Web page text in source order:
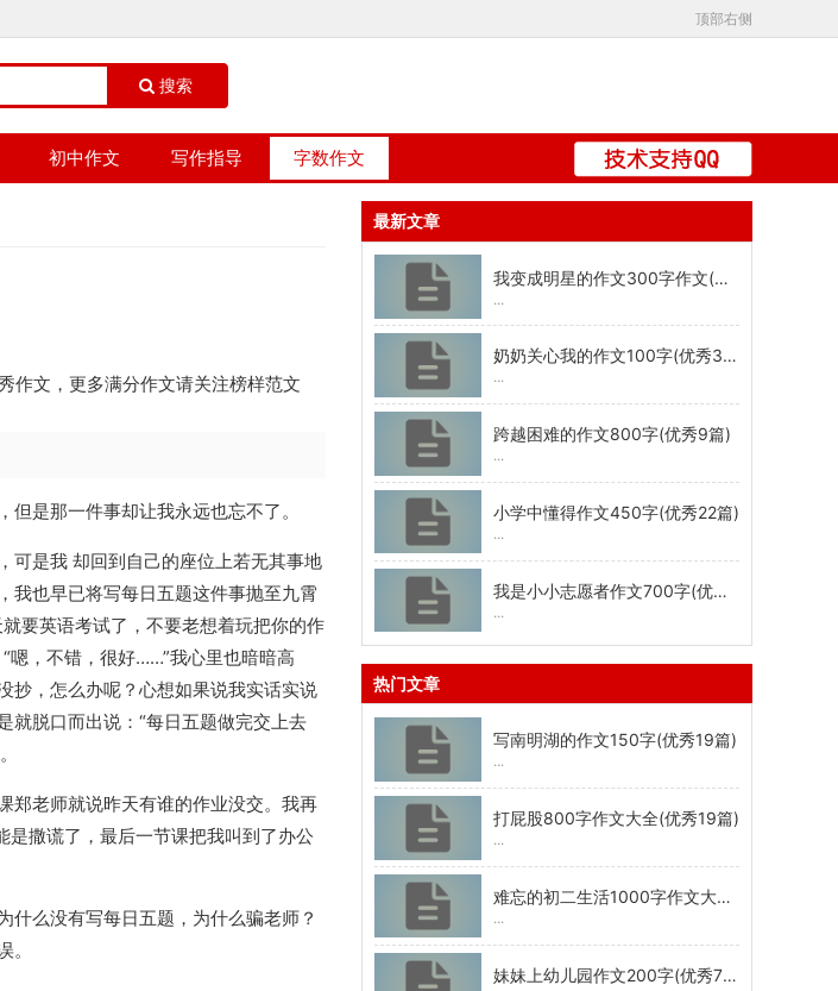
顶部右侧
搜索
初中作文 写作指导 字数作文
作文，更多满分作文请关注榜样范文
是那一件事却让我永远也忘不了。
可是我 却回到自己的座位上若无其事地
我也早已将写每日五题这件事抛至九霄
要英语考试了，不要老想着玩把你的作
嗯，不错，很好……”我心里也暗暗高
抄，怎么办呢？心想如果说我实话实说
就脱口而出说：“每日五题做完交上去
郑老师就说昨天有谁的作业没交。我再
是撒谎了，最后一节课把我叫到了办公
什么没有写每日五题，为什么骗老师？
最新文章
我变成明星的作文300字作文(优秀10篇)
...
奶奶关心我的作文100字(优秀30篇)
...
跨越困难的作文800字(优秀9篇)
...
小学中懂得作文450字(优秀22篇)
...
我是小小志愿者作文700字(优秀31篇)
...
热门文章
写南明湖的作文150字(优秀19篇)
...
打屁股800字作文大全(优秀19篇)
...
难忘的初二生活1000字作文大全(优秀22篇)
...
妹妹上幼儿园作文200字(优秀7篇)